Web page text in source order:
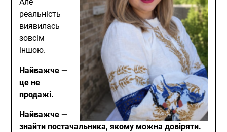
реальність
виявилась
зовсім
іншою.
Найважче —
це не
продажі.
Найважче —
знайти постачальника, якому можна довіряти.